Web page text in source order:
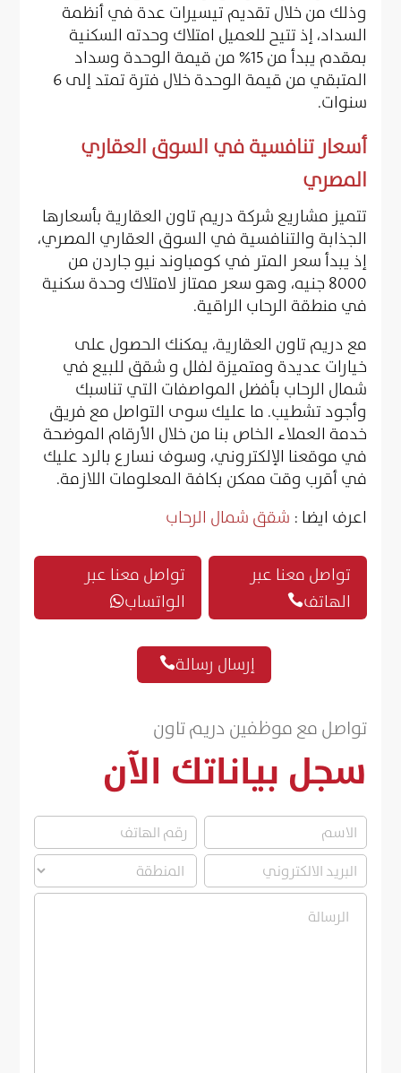
وذلك من خلال تقديم تيسيرات عدة في أنظمة
السداد، إذ تتيح للعميل امتلاك وحدته السكنية
بمقدم يبدأ من 15% من قيمة الوحدة وسداد
المتبقي من قيمة الوحدة خلال فترة تمتد إلى 6
سنوات.
أسعار تنافسية في السوق العقاري
المصري
تتميز مشاريع شركة دريم تاون العقارية بأسعارها
الجذابة والتنافسية في السوق العقاري المصري،
إذ يبدأ سعر المتر في كومباوند نيو جاردن من
8000 جنيه، وهو سعر ممتاز لامتلاك وحدة سكنية
في منطقة الرحاب الراقية.
مع دريم تاون العقارية، يمكنك الحصول على
خيارات عديدة ومتميزة لفلل و شقق للبيع في
شمال الرحاب بأفضل المواصفات التي تناسبك
وأجود تشطيب. ما عليك سوى التواصل مع فريق
خدمة العملاء الخاص بنا من خلال الأرقام الموضحة
في موقعنا الإلكتروني، وسوف نسارع بالرد عليك
في أقرب وقت ممكن بكافة المعلومات اللازمة.
اعرف ايضا : شقق شمال الرحاب
تواصل معنا عبر
الهاتف
تواصل معنا عبر
الواتساب
إرسال رسالة
تواصل مع موظفين دريم تاون
سجل بياناتك الآن